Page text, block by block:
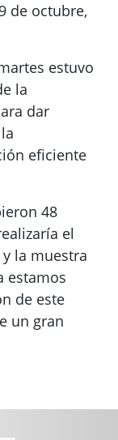
de octubre,
estuvo
la
dar
eficiente
48
el
la muestra
estamos
de este
un gran